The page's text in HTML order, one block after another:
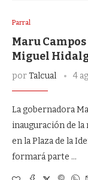
Parral
Maru
Miguel
porTalcual 4
La gobernadora
inauguración de la
en la Plaza de la
formará parte …